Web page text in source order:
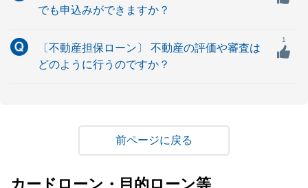
でも申込みができますか？
〔不動産担保ローン〕 不動産の評価や審査は
どのように行うのですか？
1
戻る
カードローン・目的ローン等